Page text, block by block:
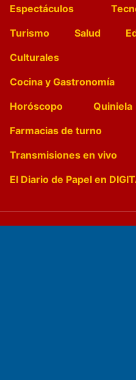
Espectáculos
Turismo
Salud
Culturales
Cocina y Gastronomía
Horóscopo
Quiniela
Farmacias de turno
Transmisiones en vivo
El Diario de Papel en